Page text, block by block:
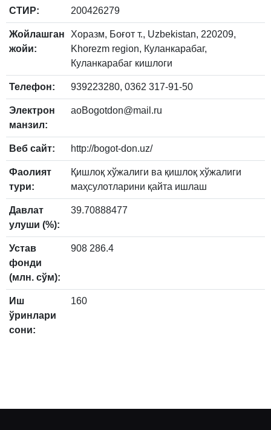
СТИР: 200426279
Жойлашган
жойи:
Хоразм, Боғот т., Uzbekistan, 220209,
Khorezm region, Куланкарабаг,
Куланкарабаг кишлоги
Телефон: 939223280, 0362 317-91-50
Электрон
манзил:
aoBogotdon@mail.ru
Веб сайт: http://bogot-don.uz/
Фаолият
тури:
Қишлоқ хўжалиги ва қишлоқ хўжалиги
маҳсулотларини қайта ишлаш
Давлат
улуши (%):
39.70888477
Устав
фонди
(млн. сўм):
908 286.4
Иш
ўринлари
сони:
160